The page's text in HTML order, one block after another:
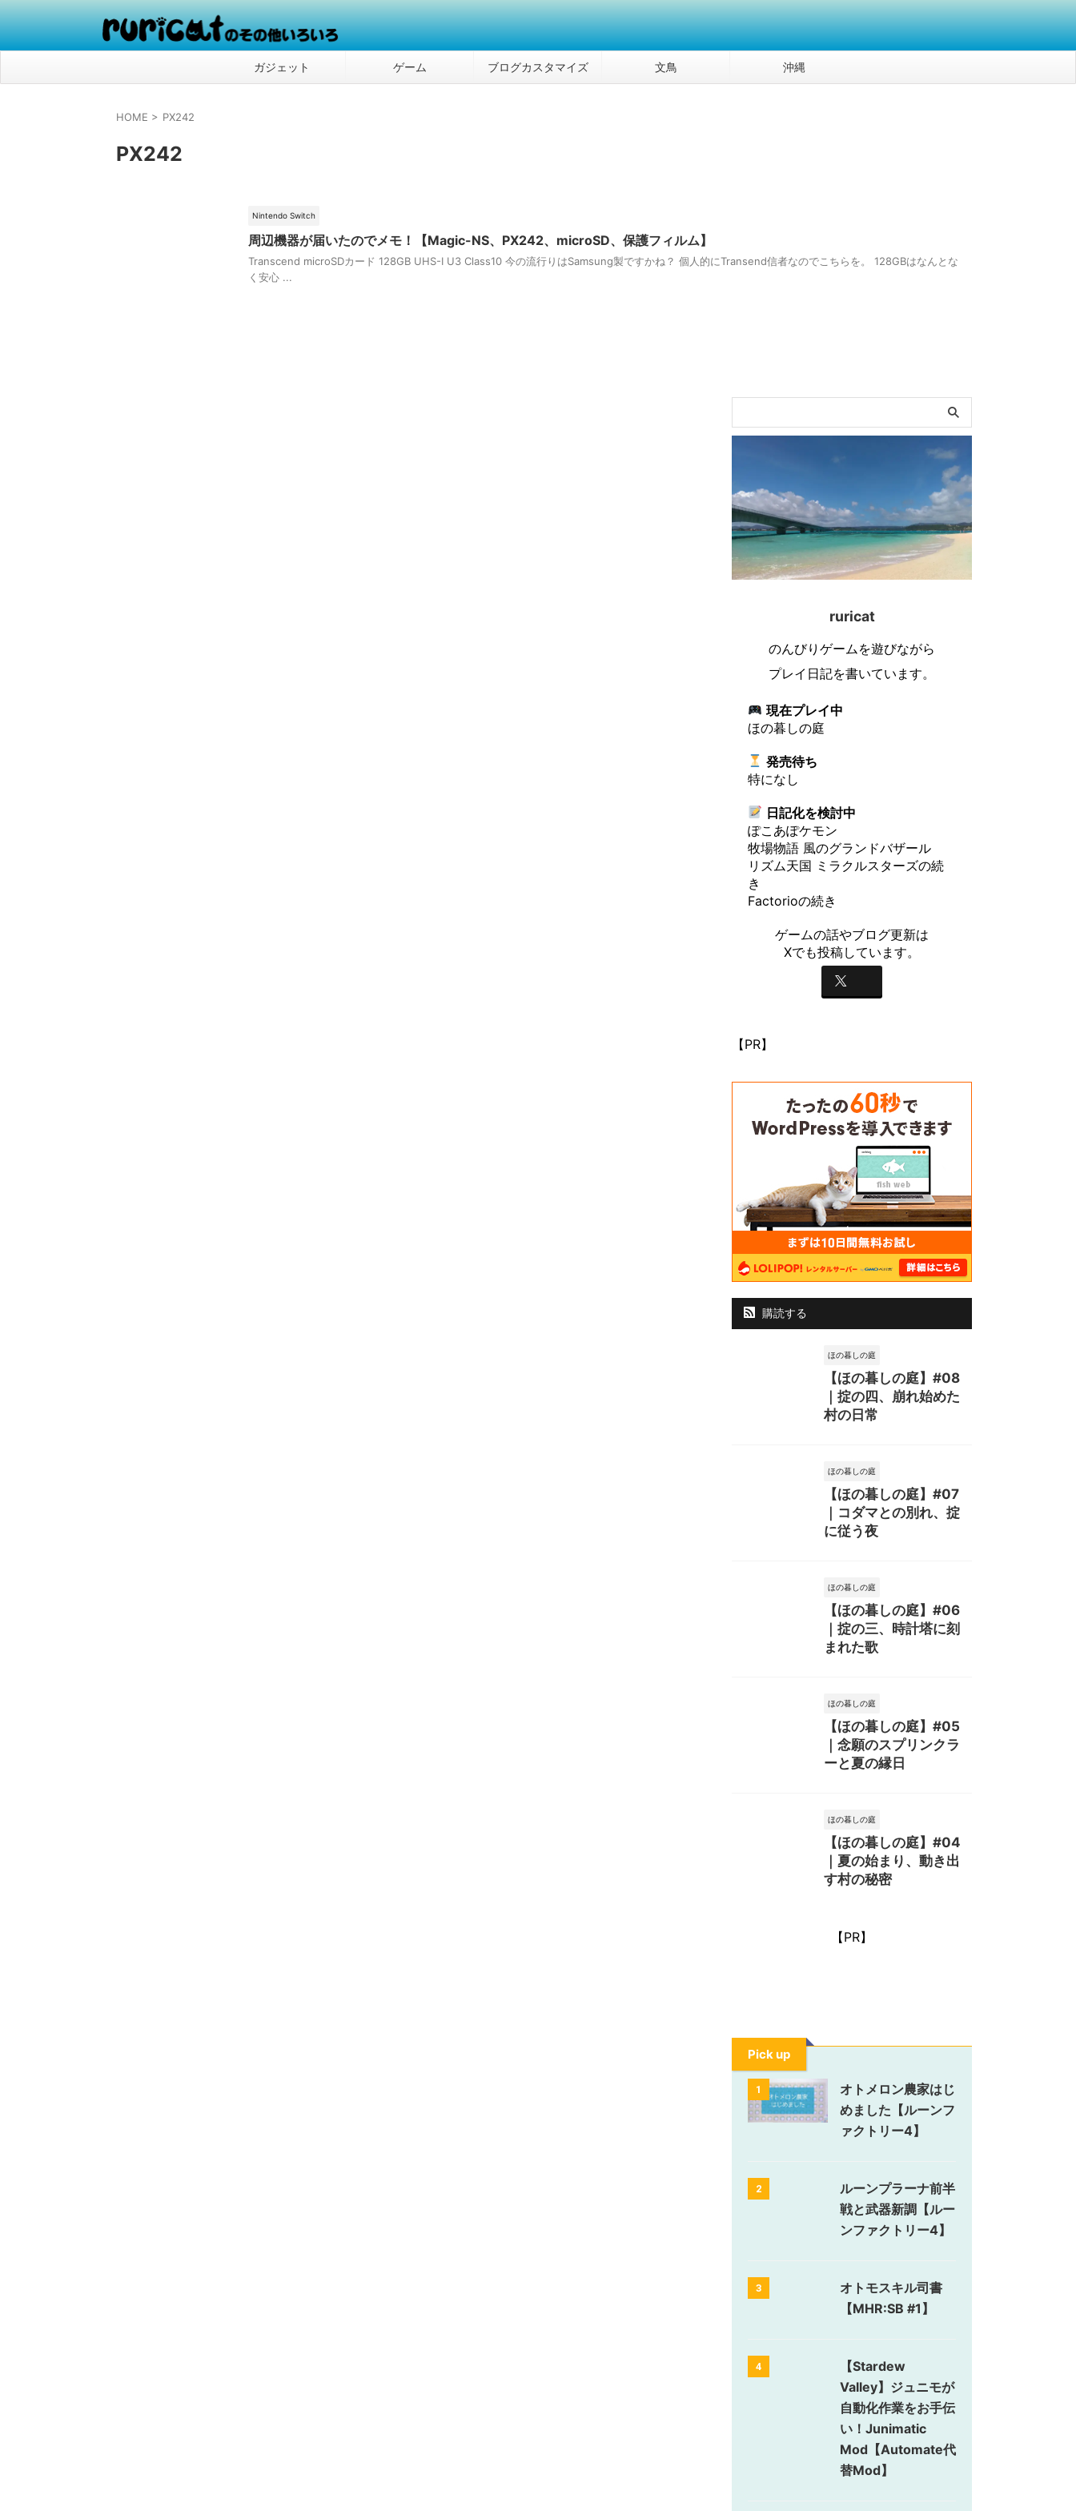
ガジェット ゲーム ブログカスタマイズ 文鳥 沖縄
HOME > PX242
PX242
Nintendo Switch
周辺機器が届いたのでメモ！【Magic-NS、PX242、microSD、保護フィルム】
Transcend microSDカード 128GB UHS-I U3 Class10 今の流行りはSamsung製ですかね？ 個人的にTransend信者なのでこちらを。 128GBはなんとな
く安心 ...
ruricat
のんびりゲームを遊びながら
プレイ日記を書いています。
現在プレイ中
ほの暮しの庭
発売待ち
特になし
日記化を検討中
ぽこあぽケモン
牧場物語 風のグランドバザール
リズム天国 ミラクルスターズの続
き
Factorioの続き
ゲームの話やブログ更新は
Xでも投稿しています。
【PR】
購読する
ほの暮しの庭
【ほの暮しの庭】#08
｜掟の四、崩れ始めた
村の日常
ほの暮しの庭
【ほの暮しの庭】#07
｜コダマとの別れ、掟
に従う夜
ほの暮しの庭
【ほの暮しの庭】#06
｜掟の三、時計塔に刻
まれた歌
ほの暮しの庭
【ほの暮しの庭】#05
｜念願のスプリンクラ
ーと夏の縁日
ほの暮しの庭
【ほの暮しの庭】#04
｜夏の始まり、動き出
す村の秘密
【PR】
Pick up
1
オトメロン農家はじ
めました【ルーンフ
ァクトリー4】
2
ルーンプラーナ前半
戦と武器新調【ルー
ンファクトリー4】
3
オトモスキル司書
【MHR:SB #1】
4
【Stardew
Valley】ジュニモが
自動化作業をお手伝
い！Junimatic
Mod【Automate代
替Mod】